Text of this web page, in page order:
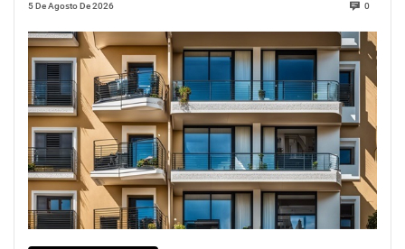
5 De Agosto De 2026 0